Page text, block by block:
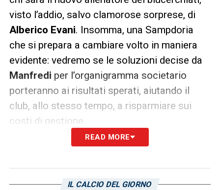
visto l’addio, salvo clamorose sorprese, di
Alberico Evani. Insomma, una Sampdoria
che si prepara a cambiare volto in maniera
evidente: vedremo se le soluzioni decise da
Manfredi per l’organigramma societario
porteranno ai risultati sperati, aiutando il
club, allo stesso tempo, a risparmiare sui
costi di gestione.
READ MORE
IL CALCIO DEL GIORNO